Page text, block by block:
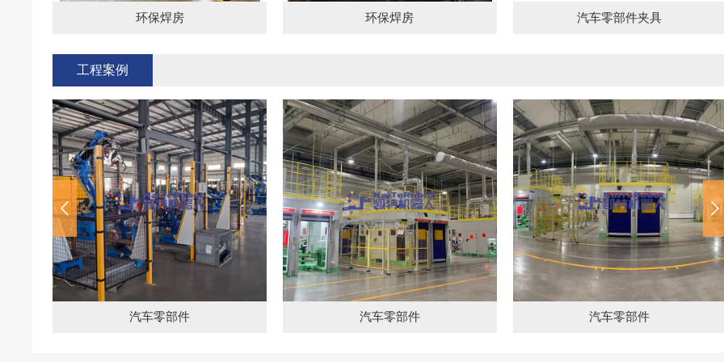
环保焊房 环保焊房 汽车零部件夹具
工程案例
汽车零部件 汽车零部件 汽车零部件